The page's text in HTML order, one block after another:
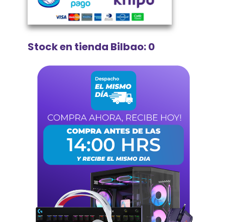
Stock en tienda Bilbao: 0